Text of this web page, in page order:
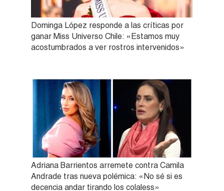
Dominga López responde a las críticas por
ganar Miss Universo Chile: «Estamos muy
acostumbrados a ver rostros intervenidos»
Adriana Barrientos arremete contra Camila
Andrade tras nueva polémica: «No sé si es
decencia andar tirando los colaless»